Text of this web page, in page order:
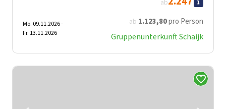
ab 1.123,80pro Person
ab
Mo. 09.11.2026 -
Fr. 13.11.2026
Gruppenunterkunft Schaijk